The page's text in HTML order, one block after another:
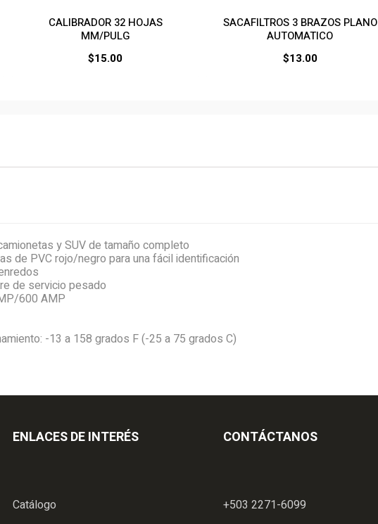
CALIBRADOR 32 HOJAS
MM/PULG
$15.00
SACAFILTROS 3 BRAZOS PLANO
AUTOMATICO
$13.00
y SUV de tamaño completo
de PVC rojo/negro para una fácil identificación
de servicio pesado
600 AMP
-13 a 158 grados F (-25 a 75 grados C)
ENLACES DE INTERÉS
Catálogo
CONTÁCTANOS
+503 2271-6099